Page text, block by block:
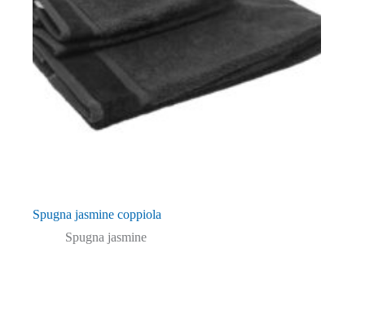
Spugna jasmine coppiola
Spugna jasmine